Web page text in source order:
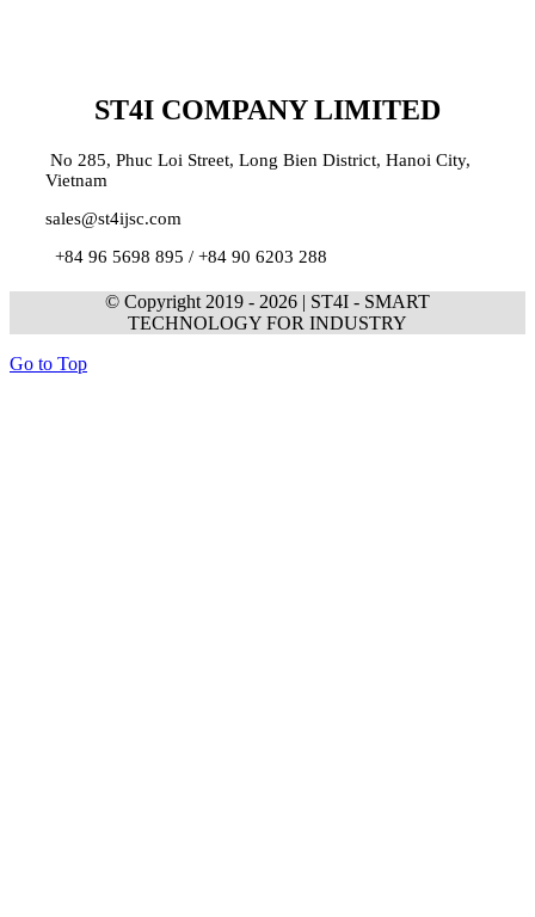
ST4I COMPANY LIMITED
No 285, Phuc Loi Street, Long Bien District, Hanoi City,
Vietnam
sales@st4ijsc.com
+84 96 5698 895 / +84 90 6203 288
© Copyright 2019 - 2026 | ST4I - SMART
TECHNOLOGY FOR INDUSTRY
Go to Top